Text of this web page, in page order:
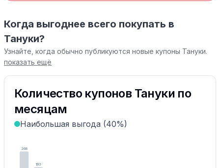
Когда выгоднее всего покупать в
Тануки?
Узнайте, когда обычно публикуются новые купоны Тануки.
показать ещё
Количество купонов Тануки по
месяцам
Наибольшая выгода (40%)
268
193